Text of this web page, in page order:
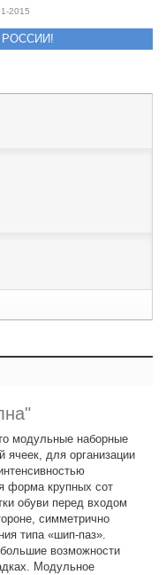
2015
РОССИИ!
модульные наборные
для организации
форма крупных сот
обуви перед входом
симметрично
типа «шип-паз».
возможности
Модульное